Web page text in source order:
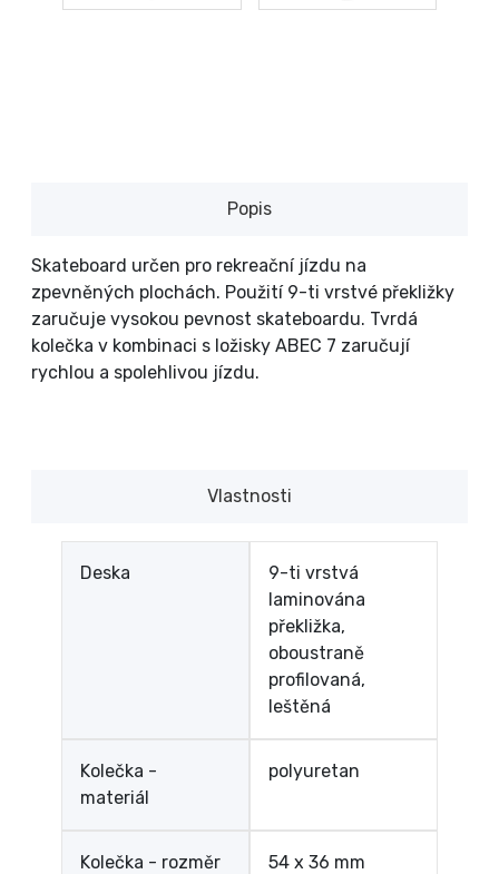
Popis
Skateboard určen pro rekreační jízdu na
zpevněných plochách. Použití 9-ti vrstvé překližky
zaručuje vysokou pevnost skateboardu. Tvrdá
kolečka v kombinaci s ložisky ABEC 7 zaručují
rychlou a spolehlivou jízdu.
Vlastnosti
Deska
9-ti vrstvá
laminována
překližka,
oboustraně
profilovaná,
leštěná
Kolečka -
materiál
polyuretan
Kolečka - rozměr 54 x 36 mm